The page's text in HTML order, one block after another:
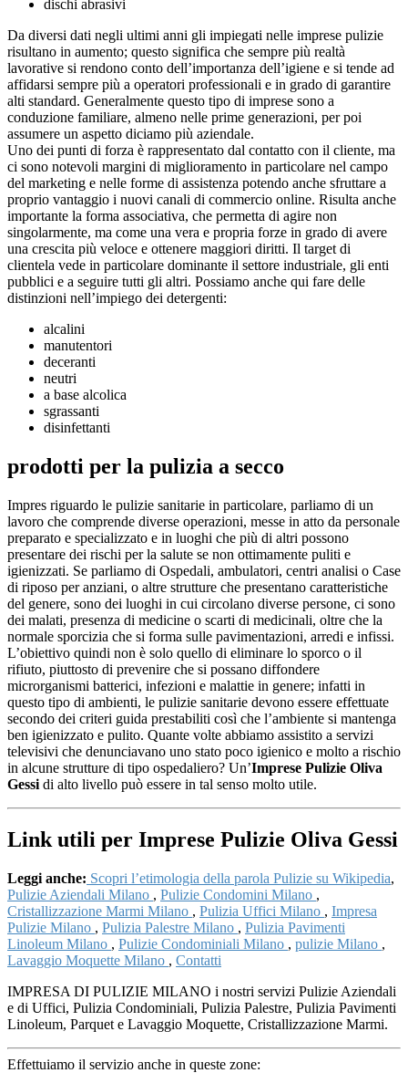
dischi abrasivi
Da diversi dati negli ultimi anni gli impiegati nelle imprese pulizie
risultano in aumento; questo significa che sempre più realtà
lavorative si rendono conto dell’importanza dell’igiene e si tende ad
affidarsi sempre più a operatori professionali e in grado di garantire
alti standard. Generalmente questo tipo di imprese sono a
conduzione familiare, almeno nelle prime generazioni, per poi
assumere un aspetto diciamo più aziendale.
Uno dei punti di forza è rappresentato dal contatto con il cliente, ma
ci sono notevoli margini di miglioramento in particolare nel campo
del marketing e nelle forme di assistenza potendo anche sfruttare a
proprio vantaggio i nuovi canali di commercio online. Risulta anche
importante la forma associativa, che permetta di agire non
singolarmente, ma come una vera e propria forze in grado di avere
una crescita più veloce e ottenere maggiori diritti. Il target di
clientela vede in particolare dominante il settore industriale, gli enti
pubblici e a seguire tutti gli altri. Possiamo anche qui fare delle
distinzioni nell’impiego dei detergenti:
alcalini
manutentori
deceranti
neutri
a base alcolica
sgrassanti
disinfettanti
prodotti per la pulizia a secco
Impres riguardo le pulizie sanitarie in particolare, parliamo di un
lavoro che comprende diverse operazioni, messe in atto da personale
preparato e specializzato e in luoghi che più di altri possono
presentare dei rischi per la salute se non ottimamente puliti e
igienizzati. Se parliamo di Ospedali, ambulatori, centri analisi o Case
di riposo per anziani, o altre strutture che presentano caratteristiche
del genere, sono dei luoghi in cui circolano diverse persone, ci sono
dei malati, presenza di medicine o scarti di medicinali, oltre che la
normale sporcizia che si forma sulle pavimentazioni, arredi e infissi.
L’obiettivo quindi non è solo quello di eliminare lo sporco o il
rifiuto, piuttosto di prevenire che si possano diffondere
microrganismi batterici, infezioni e malattie in genere; infatti in
questo tipo di ambienti, le pulizie sanitarie devono essere effettuate
secondo dei criteri guida prestabiliti così che l’ambiente si mantenga
ben igienizzato e pulito. Quante volte abbiamo assistito a servizi
televisivi che denunciavano uno stato poco igienico e molto a rischio
in alcune strutture di tipo ospedaliero? Un’Imprese Pulizie Oliva
Gessi di alto livello può essere in tal senso molto utile.
Link utili per Imprese Pulizie Oliva Gessi
Leggi anche: Scopri l’etimologia della parola Pulizie su Wikipedia,
Pulizie Aziendali Milano , Pulizie Condomini Milano ,
Cristallizzazione Marmi Milano , Pulizia Uffici Milano , Impresa
Pulizie Milano , Pulizia Palestre Milano , Pulizia Pavimenti
Linoleum Milano , Pulizie Condominiali Milano , pulizie Milano ,
Lavaggio Moquette Milano , Contatti
IMPRESA DI PULIZIE MILANO i nostri servizi Pulizie Aziendali
e di Uffici, Pulizia Condominiali, Pulizia Palestre, Pulizia Pavimenti
Linoleum, Parquet e Lavaggio Moquette, Cristallizzazione Marmi.
Effettuiamo il servizio anche in queste zone: